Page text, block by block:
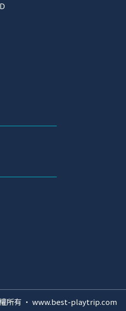
所有 · www.best-playtrip.com